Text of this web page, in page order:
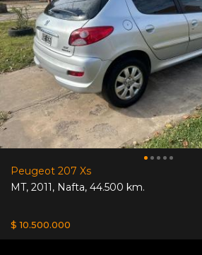
Peugeot 207 Xs
MT, 2011, Nafta, 44.500 km.
$ 10.500.000